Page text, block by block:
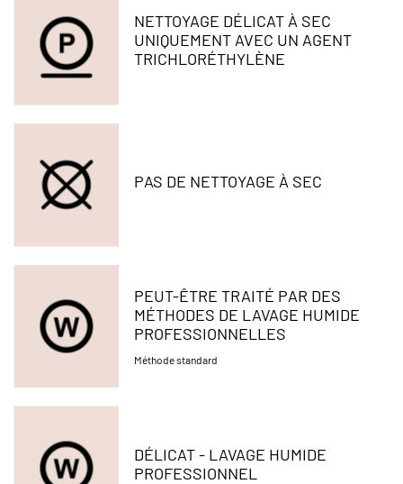
NETTOYAGE DÉLICAT À SEC
UNIQUEMENT AVEC UN AGENT
TRICHLORÉTHYLÈNE
PAS DE NETTOYAGE À SEC
PEUT-ÊTRE TRAITÉ PAR DES
MÉTHODES DE LAVAGE HUMIDE
PROFESSIONNELLES
Méthode standard
DÉLICAT - LAVAGE HUMIDE
PROFESSIONNEL